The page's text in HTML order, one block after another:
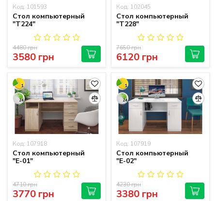
Код: 101593
Стол компьютерный
"T224"
3580 грн
4480 грн
Код: 102045
Стол компьютерный
"T228"
6120 грн
7650 грн
1
24
Код: 107918
Стол компьютерный
"Е-01"
3770 грн
4710 грн
1
24
Код: 107919
Стол компьютерный
"Е-02"
3380 грн
4230 грн